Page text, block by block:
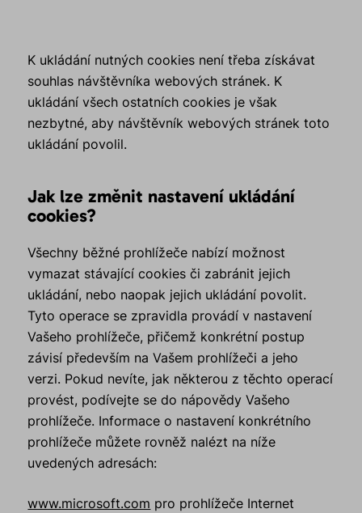
K ukládání nutných cookies není třeba získávat
souhlas návštěvníka webových stránek. K
ukládání všech ostatních cookies je však
nezbytné, aby návštěvník webových stránek toto
ukládání povolil.
Jak lze změnit nastavení ukládání
cookies?
Všechny běžné prohlížeče nabízí možnost
vymazat stávající cookies či zabránit jejich
ukládání, nebo naopak jejich ukládání povolit.
Tyto operace se zpravidla provádí v nastavení
Vašeho prohlížeče, přičemž konkrétní postup
závisí především na Vašem prohlížeči a jeho
verzi. Pokud nevíte, jak některou z těchto operací
provést, podívejte se do nápovědy Vašeho
prohlížeče. Informace o nastavení konkrétního
prohlížeče můžete rovněž nalézt na níže
uvedených adresách:
www.microsoft.com pro prohlížeče Internet